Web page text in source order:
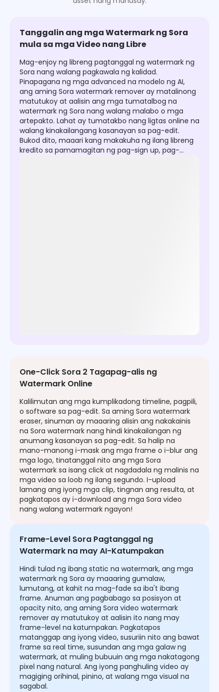
Tanggalin ang mga Watermark ng Sora
mula sa mga Video nang Libre
Mag-enjoy ng libreng pagtanggal ng watermark ng
Sora nang walang pagkawala ng kalidad.
Pinapagana ng mga advanced na modelo ng AI,
ang aming Sora watermark remover ay matalinong
matutukoy at aalisin ang mga tumatalbog na
watermark ng Sora nang walang malabo o mga
artepakto. Lahat ay tumatakbo nang ligtas online na
walang kinakailangang kasanayan sa pag-edit.
Bukod dito, maaari kang makakuha ng ilang libreng
kredito sa pamamagitan ng pag-sign up, pag-
One-Click Sora 2 Tagapag-alis ng
Watermark Online
Kalilimutan ang mga kumplikadong timeline, pagpili,
o software sa pag-edit. Sa aming Sora watermark
eraser, sinuman ay maaaring alisin ang nakakainis
na Sora watermark nang hindi kinakailangan ng
anumang kasanayan sa pag-edit. Sa halip na
mano-manong i-mask ang mga frame o i-blur ang
mga logo, tinatanggal nito ang mga Sora
watermark sa isang click at nagdadala ng malinis na
mga video sa loob ng ilang segundo. I-upload
lamang ang iyong mga clip, tingnan ang resulta, at
pagkatapos ay i-download ang mga Sora video
nang walang watermark ngayon!
Frame-Level Sora Pagtanggal ng
Watermark na may AI-Katumpakan
Hindi tulad ng ibang static na watermark, ang mga
watermark ng Sora ay maaaring gumalaw,
lumutang, at kahit na mag-fade sa iba't ibang
frame. Anuman ang pagbabago sa posisyon at
opacity nito, ang aming Sora video watermark
remover ay matutukoy at aalisin ito nang may
frame-level na katumpakan. Pagkatapos
matanggap ang iyong video, susuriin nito ang bawat
frame sa real time, susundan ang mga galaw ng
watermark, at muling bubuuin ang mga nakatagong
pixel nang natural. Ang iyong panghuling video ay
magiging orihinal, pinino, at walang mga visual na
sagabal.